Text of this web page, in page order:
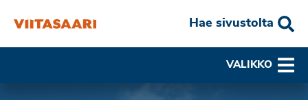
Hae sivustolta
VALIKKO